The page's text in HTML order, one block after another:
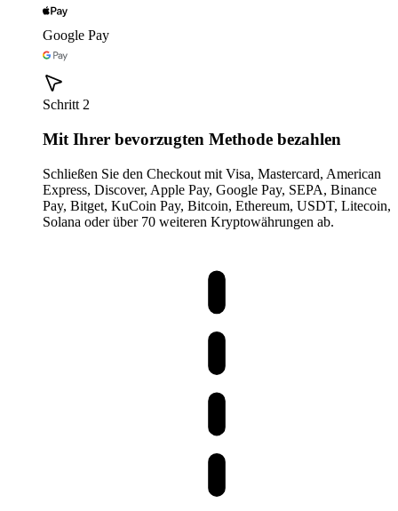
Google Pay
Schritt 2
Mit Ihrer bevorzugten Methode bezahlen
Schließen Sie den Checkout mit Visa, Mastercard, American
Express, Discover, Apple Pay, Google Pay, SEPA, Binance
Pay, Bitget, KuCoin Pay, Bitcoin, Ethereum, USDT, Litecoin,
Solana oder über 70 weiteren Kryptowährungen ab.